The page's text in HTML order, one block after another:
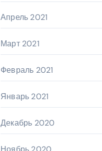
Апрель 2021
Март 2021
Февраль 2021
Январь 2021
Декабрь 2020